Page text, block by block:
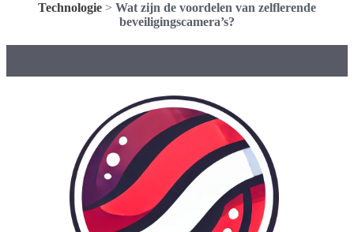
Technologie > Wat zijn de voordelen van zelflerende
beveiligingscamera’s?